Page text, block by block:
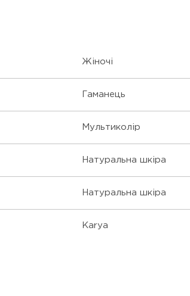
Жіночі
Гаманець
Мультиколір
Натуральна шкіра
Натуральна шкіра
Karya